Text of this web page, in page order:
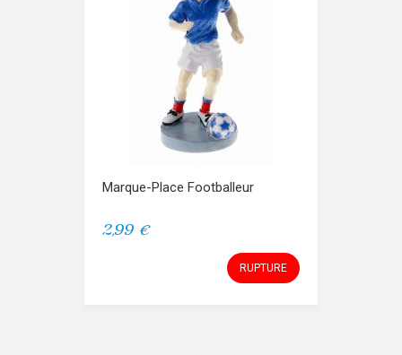
Marque-Place Footballeur
2,99 €
RUPTURE